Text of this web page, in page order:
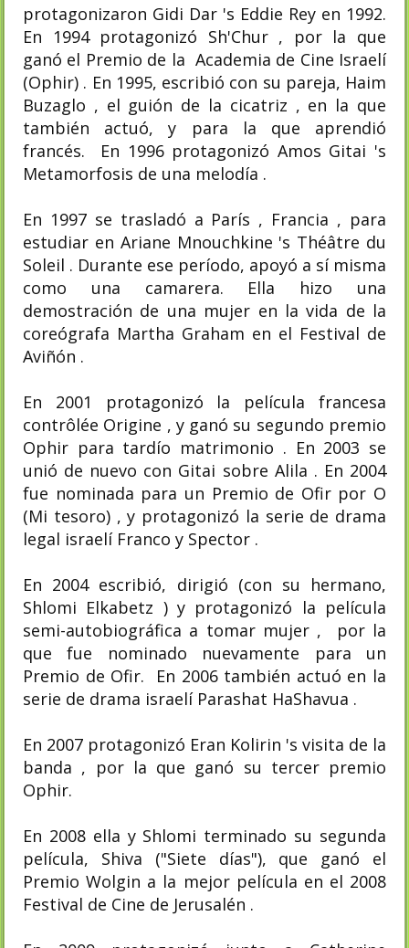
protagonizaron Gidi Dar 's Eddie Rey en 1992.
En 1994 protagonizó Sh'Chur , por la que
ganó el Premio de la Academia de Cine Israelí
(Ophir) . En 1995, escribió con su pareja, Haim
Buzaglo , el guión de la cicatriz , en la que
también actuó, y para la que aprendió
francés. En 1996 protagonizó Amos Gitai 's
Metamorfosis de una melodía .
En 1997 se trasladó a París , Francia , para
estudiar en Ariane Mnouchkine 's Théâtre du
Soleil . Durante ese período, apoyó a sí misma
como una camarera. Ella hizo una
demostración de una mujer en la vida de la
coreógrafa Martha Graham en el Festival de
Aviñón .
En 2001 protagonizó la película francesa
contrôlée Origine , y ganó su segundo premio
Ophir para tardío matrimonio . En 2003 se
unió de nuevo con Gitai sobre Alila . En 2004
fue nominada para un Premio de Ofir por O
(Mi tesoro) , y protagonizó la serie de drama
legal israelí Franco y Spector .
En 2004 escribió, dirigió (con su hermano,
Shlomi Elkabetz ) y protagonizó la película
semi-autobiográfica a tomar mujer , por la
que fue nominado nuevamente para un
Premio de Ofir. En 2006 también actuó en la
serie de drama israelí Parashat HaShavua .
En 2007 protagonizó Eran Kolirin 's visita de la
banda , por la que ganó su tercer premio
Ophir.
En 2008 ella y Shlomi terminado su segunda
película, Shiva ("Siete días"), que ganó el
Premio Wolgin a la mejor película en el 2008
Festival de Cine de Jerusalén .